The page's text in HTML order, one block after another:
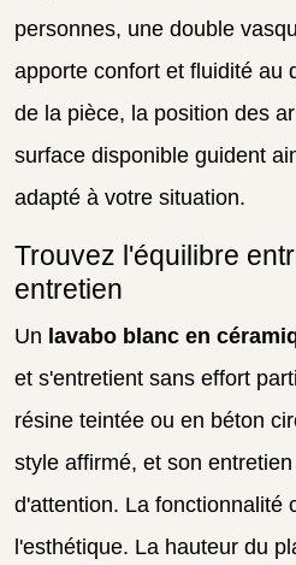
personnes, une double
apporte confort et fluidité au
de la pièce, la position des
surface disponible guident
adapté à votre situation.
Trouvez l'équilibre
entretien
Un lavabo blanc en
et s'entretient sans effort
résine teintée ou en béton
style affirmé, et son
d'attention. La fonctionnalité
l'esthétique. La hauteur du